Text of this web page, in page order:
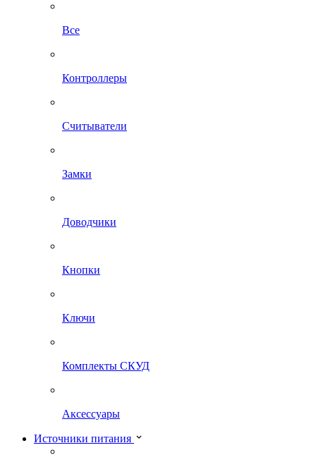
Все
Контроллеры
Считыватели
Замки
Доводчики
Кнопки
Ключи
Комплекты СКУД
Аксессуары
Источники питания